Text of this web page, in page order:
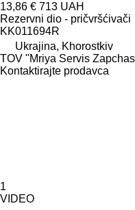
13,86 € 713 UAH
Rezervni dio - pričvršćivači
KK011694R
Ukrajina, Khorostkiv
TOV "Mriya Servis
Kontaktirajte prodavca
1
VIDEO